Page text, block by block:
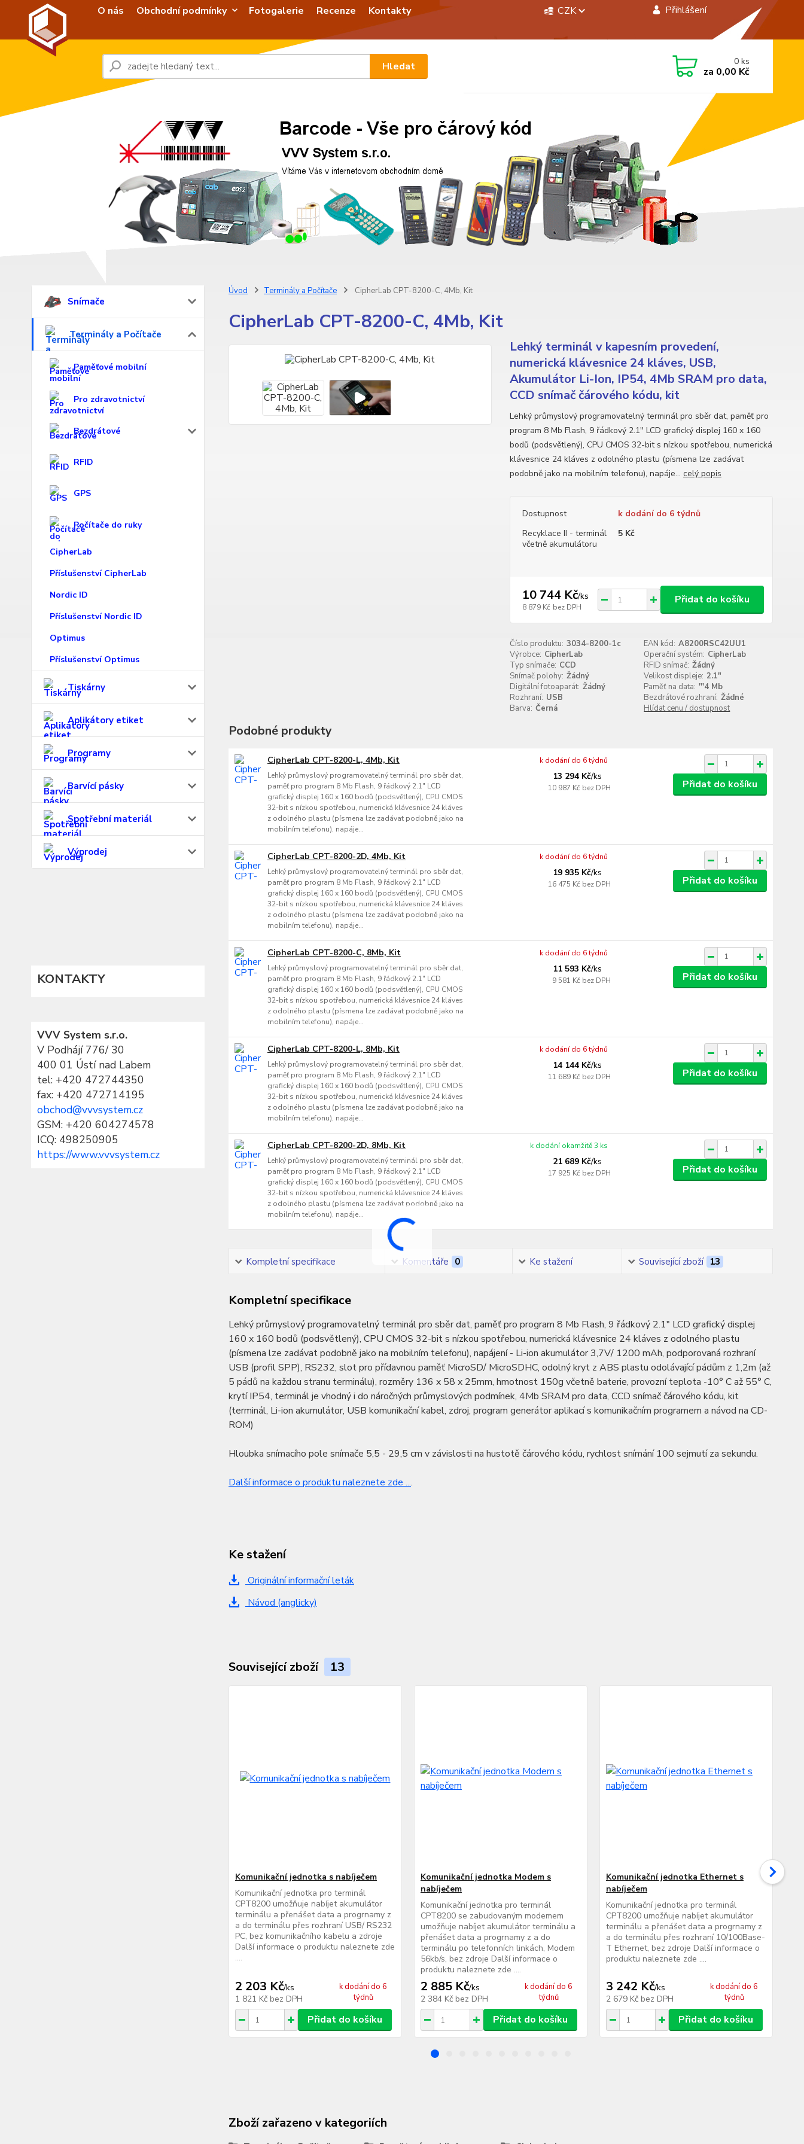
O nás Obchodní podmínky Fotogalerie Recenze Kontakty CZK Přihlášení
Hledat 0ks
za 0,00 Kč
Snímače
Terminály a Počítače
Paměťové mobilní
Pro zdravotnictví
Bezdrátové
RFID
GPS
Počítače do ruky
CipherLab
Příslušenství CipherLab
Nordic ID
Příslušenství Nordic ID
Optimus
Příslušenství Optimus
Tiskárny
Aplikátory etiket
Programy
Barvící pásky
Spotřební materiál
Výprodej
KONTAKTY
VVV System s.r.o.
V Podhájí 776/ 30
400 01 Ústí nad Labem
tel: +420 472744350
fax: +420 472714195
obchod@vvvsystem.cz
GSM: +420 604274578
ICQ: 498250905
https://www.vvvsystem.cz
Úvod Terminály a Počítače CipherLab CPT-8200-C, 4Mb, Kit
CipherLab CPT-8200-C, 4Mb, Kit
Lehký terminál v kapesním provedení,
numerická klávesnice 24 kláves, USB,
Akumulátor Li-Ion, IP54, 4Mb SRAM pro data,
CCD snímač čárového kódu, kit
Lehký průmyslový programovatelný terminál pro sběr dat, paměť pro
program 8 Mb Flash, 9 řádkový 2.1" LCD grafický displej 160 x 160
bodů (podsvětlený), CPU CMOS 32-bit s nízkou spotřebou, numerická
klávesnice 24 kláves z odolného plastu (písmena lze zadávat
podobně jako na mobilním telefonu), napáje... celý popis
Dostupnost
k dodání do 6 týdnů
Recyklace II - terminál
včetně akumulátoru
5 Kč
10 744 Kč/ks
8 879 Kč bez DPH
Přidat do košíku
Číslo produktu: 3034-8200-1c EAN kód: A8200RSC42UU1
Výrobce: CipherLab Operační systém: CipherLab
Typ snímače: CCD RFID snímač: Žádný
Snímač polohy: Žádný Velikost displeje: 2.1"
Digitální fotoaparát: Žádný Paměť na data: '''4 Mb
Rozhraní: USB Bezdrátové rozhraní: Žádné
Barva: Černá Hlídat cenu / dostupnost
Podobné produkty
CipherLab CPT-8200-L, 4Mb, Kit
Lehký průmyslový programovatelný terminál pro sběr dat,
paměť pro program 8 Mb Flash, 9 řádkový 2.1" LCD
grafický displej 160 x 160 bodů (podsvětlený), CPU CMOS
32-bit s nízkou spotřebou, numerická klávesnice 24 kláves
z odolného plastu (písmena lze zadávat podobně jako na
mobilním telefonu), napáje...
13 294 Kč/ks
10 987 Kč bez DPH
k dodání do 6 týdnů
Přidat do košíku
CipherLab CPT-8200-2D, 4Mb, Kit
Lehký průmyslový programovatelný terminál pro sběr dat,
paměť pro program 8 Mb Flash, 9 řádkový 2.1" LCD
grafický displej 160 x 160 bodů (podsvětlený), CPU CMOS
32-bit s nízkou spotřebou, numerická klávesnice 24 kláves
z odolného plastu (písmena lze zadávat podobně jako na
mobilním telefonu), napáje...
19 935 Kč/ks
16 475 Kč bez DPH
k dodání do 6 týdnů
Přidat do košíku
CipherLab CPT-8200-C, 8Mb, Kit
Lehký průmyslový programovatelný terminál pro sběr dat,
paměť pro program 8 Mb Flash, 9 řádkový 2.1" LCD
grafický displej 160 x 160 bodů (podsvětlený), CPU CMOS
32-bit s nízkou spotřebou, numerická klávesnice 24 kláves
z odolného plastu (písmena lze zadávat podobně jako na
mobilním telefonu), napáje...
11 593 Kč/ks
9 581 Kč bez DPH
k dodání do 6 týdnů
Přidat do košíku
CipherLab CPT-8200-L, 8Mb, Kit
Lehký průmyslový programovatelný terminál pro sběr dat,
paměť pro program 8 Mb Flash, 9 řádkový 2.1" LCD
grafický displej 160 x 160 bodů (podsvětlený), CPU CMOS
32-bit s nízkou spotřebou, numerická klávesnice 24 kláves
z odolného plastu (písmena lze zadávat podobně jako na
mobilním telefonu), napáje...
14 144 Kč/ks
11 689 Kč bez DPH
k dodání do 6 týdnů
Přidat do košíku
CipherLab CPT-8200-2D, 8Mb, Kit
Lehký průmyslový programovatelný terminál pro sběr dat,
paměť pro program 8 Mb Flash, 9 řádkový 2.1" LCD
grafický displej 160 x 160 bodů (podsvětlený), CPU CMOS
32-bit s nízkou spotřebou, numerická klávesnice 24 kláves
z odolného plastu (písmena lze zadávat podobně jako na
mobilním telefonu), napáje...
21 689 Kč/ks
17 925 Kč bez DPH
k dodání okamžitě 3 ks
Přidat do košíku
Kompletní specifikace Komentáře 0 Ke stažení Související zboží 13
Kompletní specifikace
Lehký průmyslový programovatelný terminál pro sběr dat, paměť pro program 8 Mb Flash, 9 řádkový 2.1" LCD grafický displej
160 x 160 bodů (podsvětlený), CPU CMOS 32-bit s nízkou spotřebou, numerická klávesnice 24 kláves z odolného plastu
(písmena lze zadávat podobně jako na mobilním telefonu), napájení - Li-ion akumulátor 3,7V/ 1200 mAh, podporovaná rozhraní
USB (profil SPP), RS232, slot pro přídavnou paměť MicroSD/ MicroSDHC, odolný kryt z ABS plastu odolávající pádům z 1,2m (až
5 pádů na každou stranu terminálu), rozměry 136 x 58 x 25mm, hmotnost 150g včetně baterie, provozní teplota -10° C až 55° C,
krytí IP54, terminál je vhodný i do náročných průmyslových podmínek, 4Mb SRAM pro data, CCD snímač čárového kódu, kit
(terminál, Li-ion akumulátor, USB komunikační kabel, zdroj, program generátor aplikací s komunikačním programem a návod na CD-
ROM)
Hloubka snímacího pole snímače 5,5 - 29,5 cm v závislosti na hustotě čárového kódu, rychlost snímání 100 sejmutí za sekundu.
Další informace o produktu naleznete zde ....
Ke stažení
Originální informační leták
Návod (anglicky)
Související zboží 13
Komunikační jednotka s nabíječem
Komunikační jednotka pro terminál
CPT8200 umožňuje nabíjet akumulátor
terminálu a přenášet data a progrnamy z
a do terminálu přes rozhraní USB/ RS232
PC, bez komunikačního kabelu a zdroje
Další informace o produktu naleznete zde
....
2 203 Kč/ks
1 821 Kč bez DPH
k dodání do 6
týdnů
Přidat do košíku
Komunikační jednotka Modem s
nabíječem
Komunikační jednotka pro terminál
CPT8200 se zabudovaným modemem
umožňuje nabíjet akumulátor terminálu a
přenášet data a progrnamy z a do
terminálu po telefonních linkách, Modem
56kb/s, bez zdroje Další informace o
produktu naleznete zde ....
2 885 Kč/ks
2 384 Kč bez DPH
k dodání do 6
týdnů
Přidat do košíku
Komunikační jednotka Ethernet s
nabíječem
Komunikační jednotka pro terminál
CPT8200 umožňuje nabíjet akumulátor
terminálu a přenášet data a progrnamy z
a do terminálu přes rozhraní 10/100Base-
T Ethernet, bez zdroje Další informace o
produktu naleznete zde ....
3 242 Kč/ks
2 679 Kč bez DPH
k dodání do 6
týdnů
Přidat do košíku
Zboží zařazeno v kategoriích